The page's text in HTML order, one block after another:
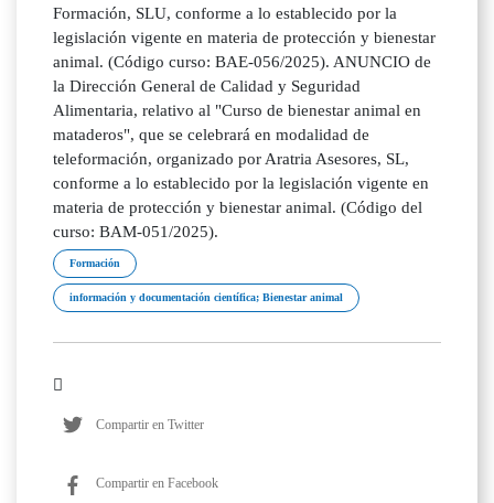
Formación, SLU, conforme a lo establecido por la
legislación vigente en materia de protección y bienestar
animal. (Código curso: BAE-056/2025). ANUNCIO de
la Dirección General de Calidad y Seguridad
Alimentaria, relativo al "Curso de bienestar animal en
mataderos", que se celebrará en modalidad de
teleformación, organizado por Aratria Asesores, SL,
conforme a lo establecido por la legislación vigente en
materia de protección y bienestar animal. (Código del
curso: BAM-051/2025).
Formación
información y documentación científica; Bienestar animal
Compartir en Twitter
Compartir en Facebook